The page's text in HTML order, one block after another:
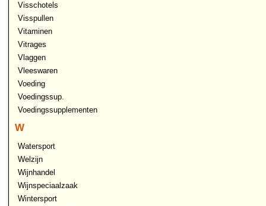
Visschotels
Visspullen
Vitaminen
Vitrages
Vlaggen
Vleeswaren
Voeding
Voedingssup.
Voedingssupplementen
W
Watersport
Welzijn
Wijnhandel
Wijnspeciaalzaak
Wintersport